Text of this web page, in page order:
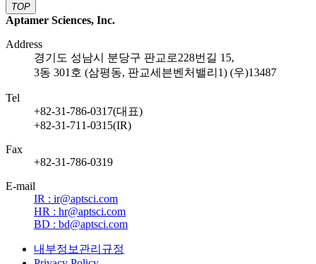
TOP
Aptamer Sciences, Inc.
Address
경기도 성남시 분당구 판교로228번길 15,
3동 301호 (삼평동, 판교세븐벤처밸리1) (우)13487
Tel
+82-31-786-0317(대표)
+82-31-711-0315(IR)
Fax
+82-31-786-0319
E-mail
IR : ir@aptsci.com
HR : hr@aptsci.com
BD : bd@aptsci.com
내부정보관리규정